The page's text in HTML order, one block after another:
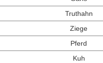
Truthahn
Ziege
Pferd
Kuh